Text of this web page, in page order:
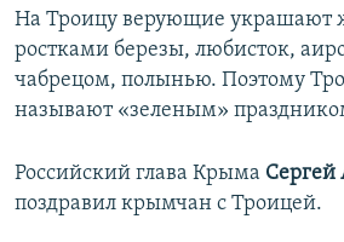
На Троицу верующие
ростками березы, любисток,
чабрецом, полынью. Поэтому
называют «зеленым»
Российский глава Крыма Сергей
поздравил крымчан с Троицей.